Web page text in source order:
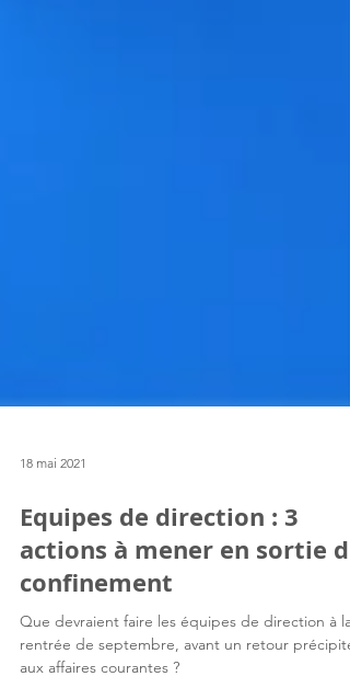
18 mai 2021
actions à mener en sortie de
confinement